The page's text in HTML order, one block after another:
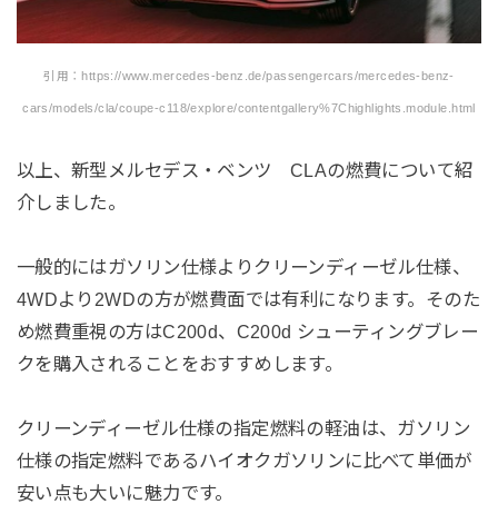
引用：https://www.mercedes-benz.de/passengercars/mercedes-benz-
cars/models/cla/coupe-c118/explore/contentgallery%7Chighlights.module.html
以上、新型メルセデス・ベンツ CLAの燃費について紹
介しました。
一般的にはガソリン仕様よりクリーンディーゼル仕様、
4WDより2WDの方が燃費面では有利になります。そのた
め燃費重視の方はC200d、C200d シューティングブレー
クを購入されることをおすすめします。
クリーンディーゼル仕様の指定燃料の軽油は、ガソリン
仕様の指定燃料であるハイオクガソリンに比べて単価が
安い点も大いに魅力です。